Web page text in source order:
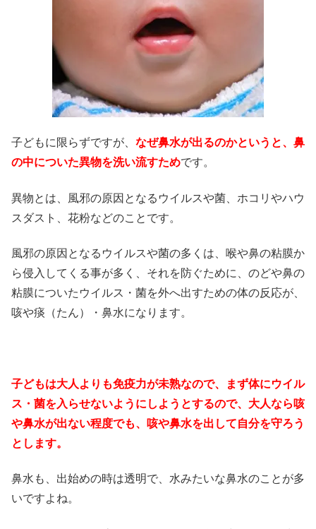
子どもに限らずですが、 なぜ鼻水が出るのかというと、鼻
の中についた異物を洗い流すためです。
異物とは、風邪の原因となるウイルスや菌、ホコリやハウ
スダスト、花粉などのことです。
風邪の原因となるウイルスや菌の多くは、喉や鼻の粘膜か
ら侵入してくる事が多く、それを防ぐために、のどや鼻の
粘膜についたウイルス・菌を外へ出すための体の反応が、
咳や痰（たん）・鼻水になります。
子どもは大人よりも免疫力が未熟なので、まず体にウイル
ス・菌を入らせないようにしようとするので、大人なら咳
や鼻水が出ない程度でも、咳や鼻水を出して自分を守ろう
とします。
鼻水も、出始めの時は透明で、水みたいな鼻水のことが多
いですよね。